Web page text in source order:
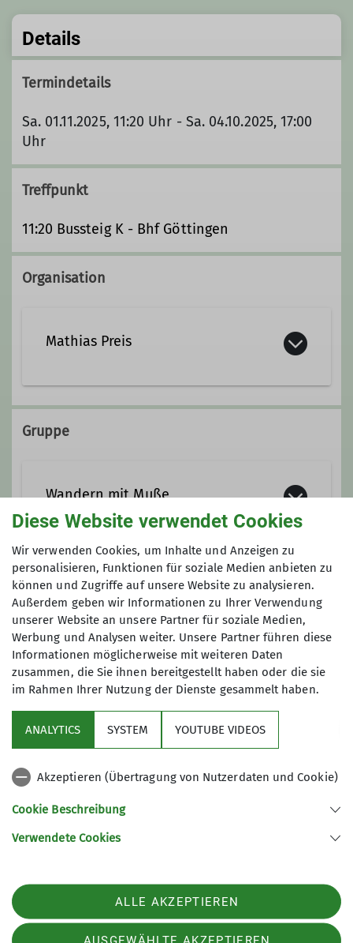
Details
Termindetails
Sa. 01.11.2025, 11:20 Uhr - Sa. 04.10.2025, 17:00
Uhr
Treffpunkt
11:20 Bussteig K - Bhf Göttingen
Organisation
Mathias Preis
mathiaspreis@posteo.de
Gruppe
Wandern mit Muße
Im Vordergrund dieses DAV
Wanderangebotes steht nicht so sehr
der sportliche Aspekt des Wanderns,
wir wollen in gemäßigtem Tempo
gesellig unterwegs sein und dabei
nicht ganz so weite Strecken
zurücklegen.
Gewandert wird in der näheren
Umgebung Göttingens oder im
Stadtwald. Die Länge der
Wanderungen liegt zwischen 10 -
12km, Start- und Zielpunkt sind immer
erreichbar. Die Touren finden
ausschließlich von März bis Oktober
der Wanderung, sowie
Woche vor der Tour im
Anmeldung bis
30.10.2025
Sektion
Aktuelles
Sektion Göttingen des Deutschen Alpenvereins e.V.
Kurze Straße 16
37073 Göttingen
Telefon +4955143815
Diese Website verwendet Cookies
Wir verwenden Cookies, um Inhalte und Anzeigen zu
personalisieren, Funktionen für soziale Medien anbieten zu
können und Zugriffe auf unsere Website zu analysieren.
Außerdem geben wir Informationen zu Ihrer Verwendung
unserer Website an unsere Partner für soziale Medien,
Werbung und Analysen weiter. Unsere Partner führen diese
Informationen möglicherweise mit weiteren Daten
zusammen, die Sie ihnen bereitgestellt haben oder die sie
im Rahmen Ihrer Nutzung der Dienste gesammelt haben.
ANALYTICS SYSTEM YOUTUBE VIDEOS
Akzeptieren (Übertragung von Nutzerdaten und Cookie)
Cookie Beschreibung
Verwendete Cookies
ALLE AKZEPTIEREN